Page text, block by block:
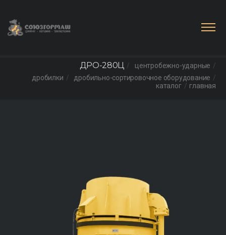
главная
каталог
дробильно-сортировочное оборудование
дробилки
центробежно-ударные
ДРО-280Ц